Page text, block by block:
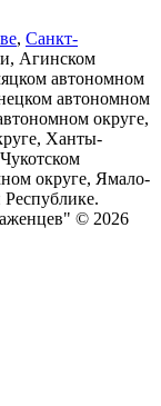
, Санкт-
Агинском
автономном
автономном
округе,
Ханты-
округе, Ямало-
© 2026